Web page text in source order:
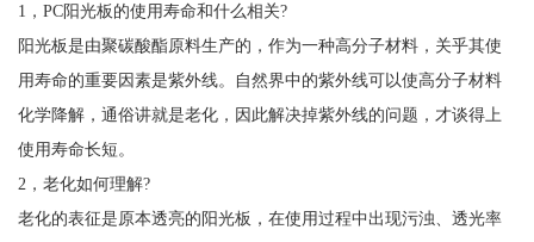
1，PC阳光板的使用寿命和什么相关?
阳光板是由聚碳酸酯原料生产的，作为一种高分子材料，关乎其使
用寿命的重要因素是紫外线。自然界中的紫外线可以使高分子材料
化学降解，通俗讲就是老化，因此解决掉紫外线的问题，才谈得上
使用寿命长短。
2，老化如何理解?
老化的表征是原本透亮的阳光板，在使用过程中出现污浊、透光率